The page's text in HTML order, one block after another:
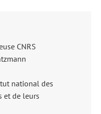
CNRS
national des
et de leurs